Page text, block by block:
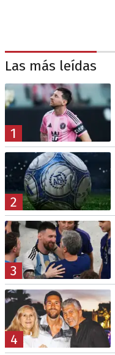
Las más leídas
1
2
3
4